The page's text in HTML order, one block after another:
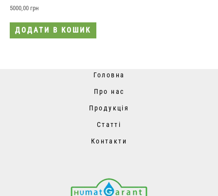
5000,00 грн
ДОДАТИ В КОШИК
Головна
Про нас
Продукція
Статті
Контакти